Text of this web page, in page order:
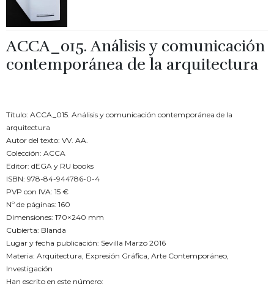
ACCA_015. Análisis y comunicación
contemporánea de la arquitectura
Título: ACCA_015. Análisis y comunicación contemporánea de la
arquitectura
Autor del texto: VV. AA.
Colección: ACCA
Editor: dEGA y RU books
ISBN: 978-84-944786-0-4
PVP con IVA: 15 €
Nº de páginas: 160
Dimensiones: 170×240 mm
Cubierta: Blanda
Lugar y fecha publicación: Sevilla Marzo 2016
Materia: Arquitectura, Expresión Gráfica, Arte Contemporáneo,
Investigación
Han escrito en este número: